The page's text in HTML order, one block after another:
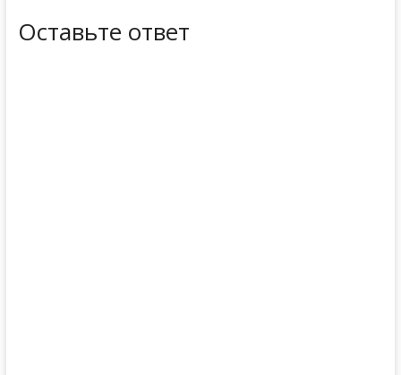
Оставьте ответ